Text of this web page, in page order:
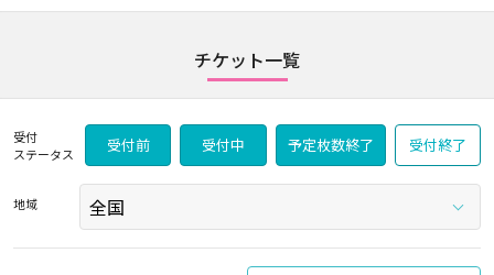
チケット一覧
受付
ステータス
受付前 受付中 予定枚数終了 受付終了
地域